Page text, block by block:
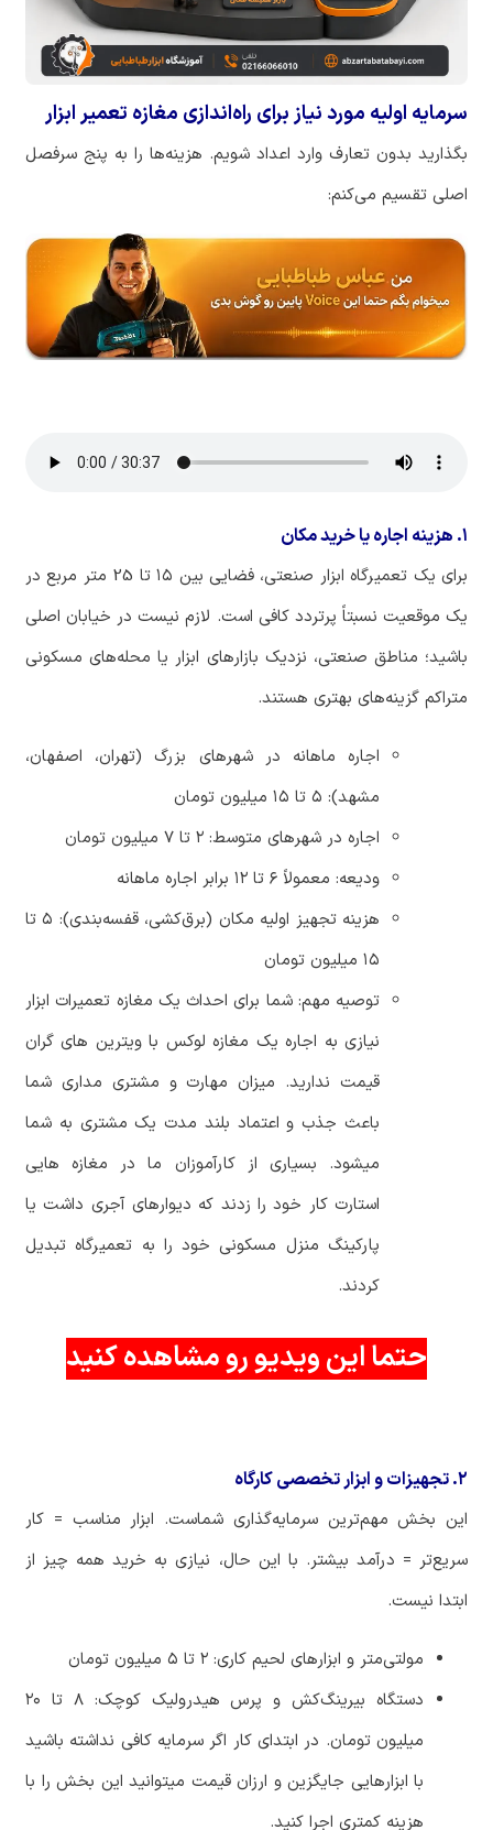
سرمایه اولیه مورد نیاز برای راه‌اندازی مغازه تعمیر ابزار
بگذارید بدون تعارف وارد اعداد شویم. هزینهها را به پنج سرفصل
اصلی تقسیم میکنم:
۱. هزینه اجاره یا خرید مکان
برای یک تعمیرگاه ابزار صنعتی، فضایی بین ۱۵ تا 25 متر مربع در
یک موقعیت نسبتاً پرتردد کافی است. لازم نیست در خیابان اصلی
باشید؛ مناطق صنعتی، نزدیک بازارهای ابزار یا محلههای مسکونی
متراکم گزینههای بهتری هستند.
اجاره ماهانه در شهرهای بزرگ(تهران، اصفهان،
مشهد): ۵ تا ۱۵ میلیون تومان
اجاره در شهرهای متوسط: ۲ تا ۷ میلیون تومان
ودیعه: معمولاً ۶ تا ۱۲ برابر اجاره ماهانه
هزینه تجهیز اولیه مکان (برقکشی، قفسهبندی): ۵ تا
۱۵ میلیون تومان
توصیه مهم: شما برای احداث یک مغازه تعمیرات ابزار
نیازی به اجاره یک مغازه لوکس با ویترین های گران
قیمت ندارید. میزان مهارت و مشتری مداری شما
باعث جذب و اعتماد بلند مدت یک مشتری به شما
میشود. بسیاری از کارآموزان ما در مغازه هایی
استارت کار خود را زدند که دیوارهای آجری داشت یا
پارکینگ منزل مسکونی خود را به تعمیرگاه تبدیل
کردند.
حتما این ویدیو رو مشاهده کنید
۲. تجهیزات و ابزار تخصصی کارگاه
این بخش مهمترین سرمایهگذاری شماست. ابزار مناسب = کار
سریعتر = درآمد بیشتر. با این حال، نیازی به خرید همه چیز از
ابتدا نیست.
مولتیمتر و ابزارهای لحیم کاری: ۲ تا ۵ میلیون تومان
دستگاه بیرینگکش و پرس هیدرولیک کوچک:۸ تا ۲۰
میلیون تومان. در ابتدای کار اگر سرمایه کافی نداشته باشید
با ابزارهایی جایگزین و ارزان قیمت میتوانید این بخش را با
هزینه کمتری اجرا کنید.